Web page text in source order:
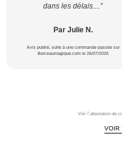
dans les délais....”
Par Julie N.
Avis publié, suite à une commande passée sur
Berceaumagique.com le 26/07/2026
Voir l'attestation de
VOIR